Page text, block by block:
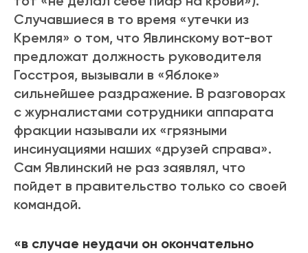
Случавшиеся в то время «утечки из
Кремля» о том, что Явлинскому вот-вот
предложат должность руководителя
Госстроя, вызывали в «Яблоке»
сильнейшее раздражение. В разговорах
с журналистами сотрудники аппарата
фракции называли их «грязными
инсинуациями наших «друзей справа».
Сам Явлинский не раз заявлял, что
пойдет в правительство только со своей
командой.
«в случае неудачи он окончательно